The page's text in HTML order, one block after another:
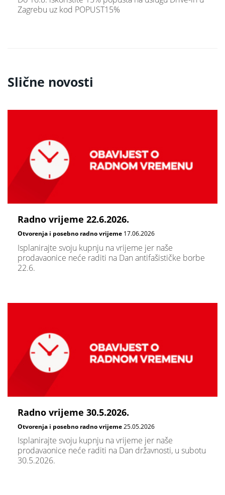
Zagrebu uz kod POPUST15%
Slične novosti
Radno vrijeme 22.6.2026.
Otvorenja i posebno radno vrijeme 17.06.2026
Isplanirajte svoju kupnju na vrijeme jer naše
prodavaonice neće raditi na Dan antifašističke borbe
22.6.
Radno vrijeme 30.5.2026.
Otvorenja i posebno radno vrijeme25.05.2026
Isplanirajte svoju kupnju na vrijeme jer naše
prodavaonice neće raditi na Dan državnosti, u subotu
30.5.2026.